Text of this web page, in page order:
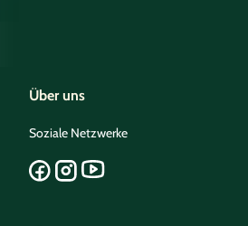
Über uns
Soziale Netzwerke